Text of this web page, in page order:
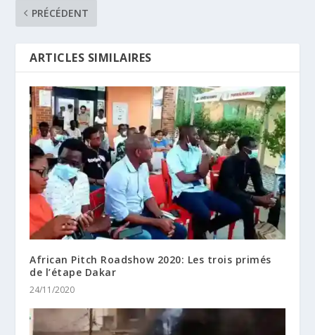
PRÉCÉDENT
ARTICLES SIMILAIRES
African Pitch Roadshow 2020: Les trois primés
de l’étape Dakar
24/11/2020